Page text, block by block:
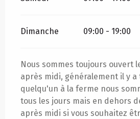
Dimanche 09:00 - 19:00
Nous sommes toujours ouvert
après midi, généralement il y a
quelqu'un à la ferme nous
tous les jours mais en dehors
après midi si vous souhaitez